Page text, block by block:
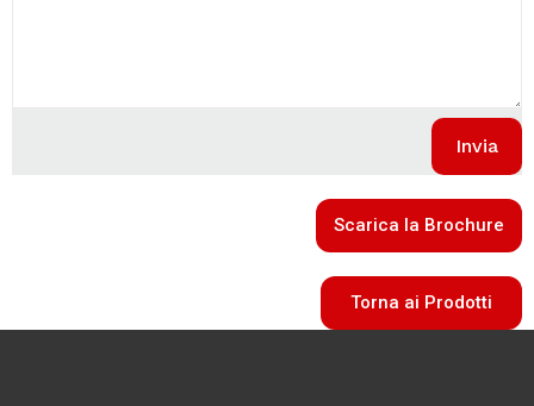
Scarica la Brochure
Torna ai Prodotti